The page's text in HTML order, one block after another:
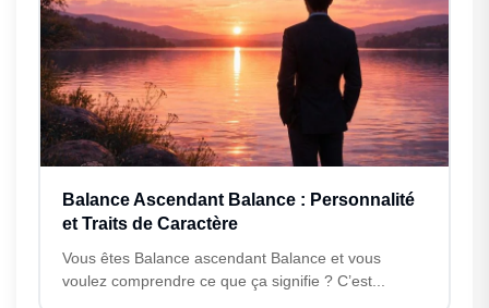
Balance Ascendant Balance : Personnalité
et Traits de Caractère
Vous êtes Balance ascendant Balance et vous
voulez comprendre ce que ça signifie ? C’est...